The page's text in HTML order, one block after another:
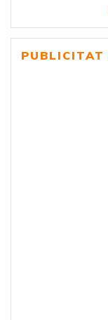
PUBLICITAT